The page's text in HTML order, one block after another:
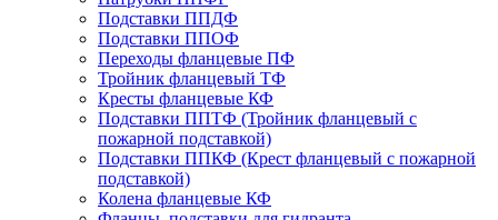
Подставки ППДФ
Подставки ППОФ
Переходы фланцевые ПФ
Тройник фланцевый ТФ
Кресты фланцевые КФ
Подставки ППТФ (Тройник фланцевый с
пожарной подставкой)
Подставки ППКФ (Крест фланцевый с пожарной
подставкой)
Колена фланцевые КФ